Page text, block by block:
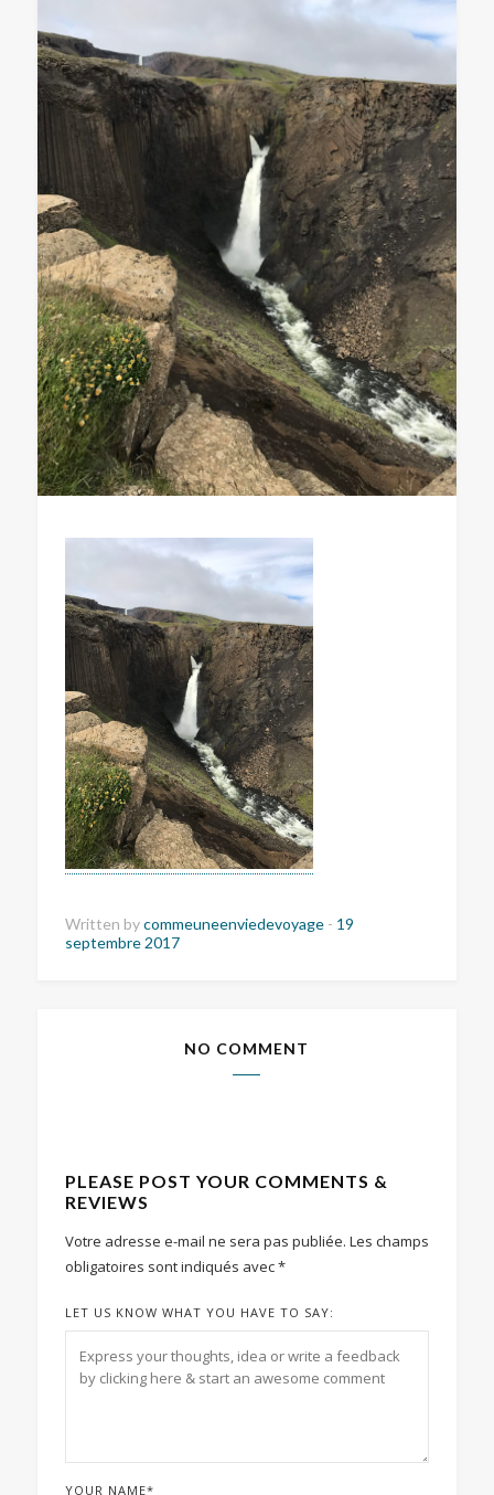
Written bycommeuneenviedevoyage - 19
septembre 2017
NO COMMENT
PLEASE POST YOUR COMMENTS &
REVIEWS
Votre adresse e-mail ne sera pas publiée. Les champs
obligatoires sont indiqués avec*
LET US KNOW WHAT YOU HAVE TO SAY:
YOUR NAME*